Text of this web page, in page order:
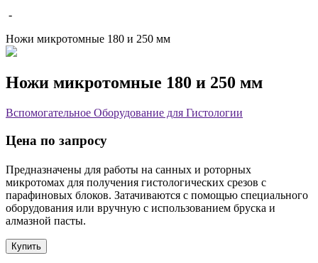
-
Ножи микротомные 180 и 250 мм
Ножи микротомные 180 и 250 мм
Вспомогательное Оборудование для Гистологии
Цена по запросу
Предназначены для работы на санных и роторных
микротомах для получения гистологических срезов с
парафиновых блоков. Затачиваются с помощью специального
оборудования или вручную с использованием бруска и
алмазной пасты.
Купить